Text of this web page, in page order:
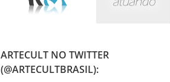
ARTECULT NO TWITTER
(@ARTECULTBRASIL):